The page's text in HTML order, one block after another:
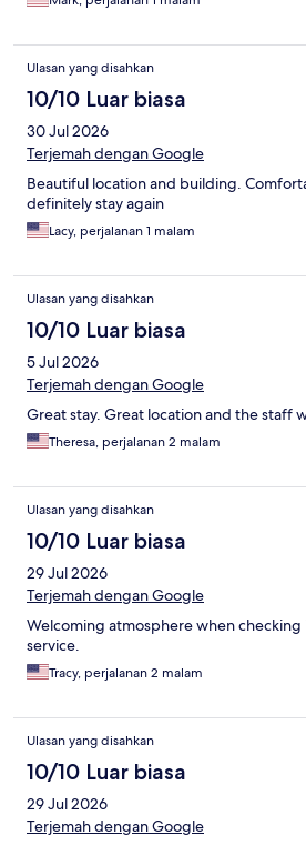
Ulasan yang disahkan
10/10 Luar biasa
30 Jul 2026
Terjemah dengan Google
Beautiful location and building.
definitely stay again
Lacy, perjalanan 1 malam
Ulasan yang disahkan
10/10 Luar biasa
5 Jul 2026
Terjemah dengan Google
Great stay. Great location and the staff
Theresa, perjalanan 2 malam
Ulasan yang disahkan
10/10 Luar biasa
29 Jul 2026
Terjemah dengan Google
Welcoming atmosphere when
service.
Tracy, perjalanan 2 malam
Ulasan yang disahkan
10/10 Luar biasa
29 Jul 2026
Terjemah dengan Google